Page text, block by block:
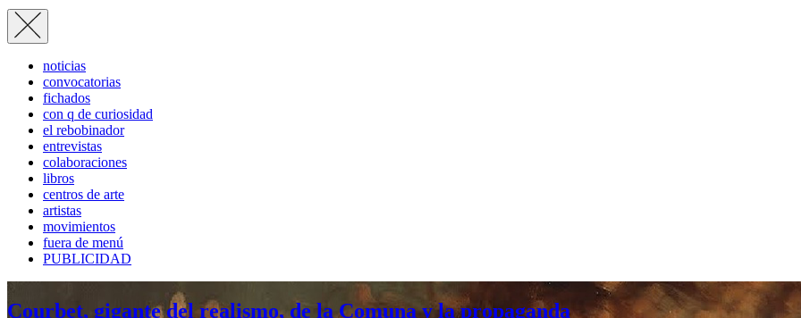
noticias
convocatorias
fichados
con q de curiosidad
el rebobinador
entrevistas
colaboraciones
libros
centros de arte
artistas
movimientos
fuera de menú
PUBLICIDAD
Courbet, gigante del realismo, de la Comuna y la propaganda